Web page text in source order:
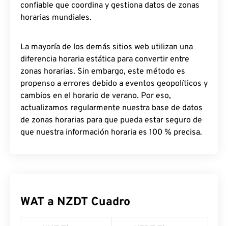
confiable que coordina y gestiona datos de zonas
horarias mundiales.
La mayoría de los demás sitios web utilizan una
diferencia horaria estática para convertir entre
zonas horarias. Sin embargo, este método es
propenso a errores debido a eventos geopolíticos y
cambios en el horario de verano. Por eso,
actualizamos regularmente nuestra base de datos
de zonas horarias para que pueda estar seguro de
que nuestra información horaria es 100 % precisa.
WAT a NZDT Cuadro